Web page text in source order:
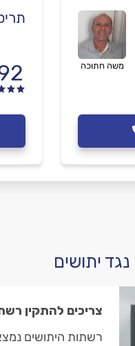
משה חתוכה
צריכים להתקין
רשתות היתושים